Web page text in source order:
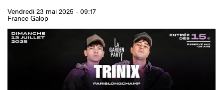
Vendredi 23 mai 2025 - 09:17
France Galop